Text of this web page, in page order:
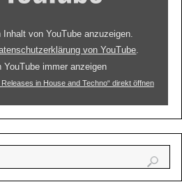
von YouTube anzuzeigen.
von YouTube.
YouTube immer anzeigen
Releases in House and Techno“ direkt öffnen